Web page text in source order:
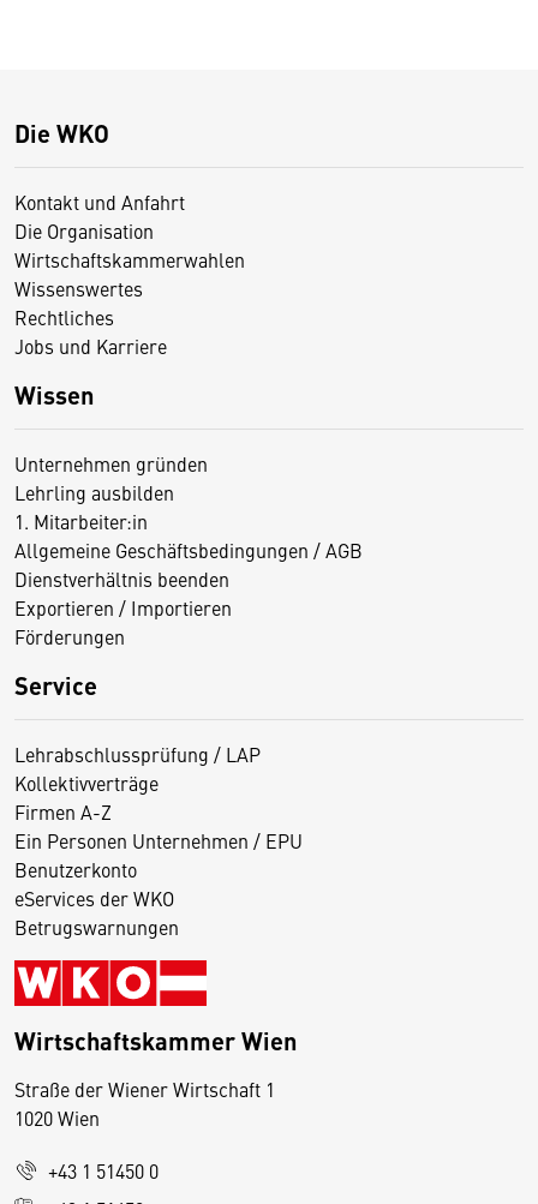
Die WKO
Kontakt und Anfahrt
Die Organisation
Wirtschaftskammerwahlen
Wissenswertes
Rechtliches
Jobs und Karriere
Wissen
Unternehmen gründen
Lehrling ausbilden
1. Mitarbeiter:in
Allgemeine Geschäftsbedingungen / AGB
Dienstverhältnis beenden
Exportieren / Importieren
Förderungen
Service
Lehrabschlussprüfung / LAP
Kollektivverträge
Firmen A-Z
Ein Personen Unternehmen / EPU
Benutzerkonto
eServices der WKO
Betrugswarnungen
Wirtschaftskammer Wien
Straße der Wiener Wirtschaft 1
1020 Wien
+43 1 51450 0
D